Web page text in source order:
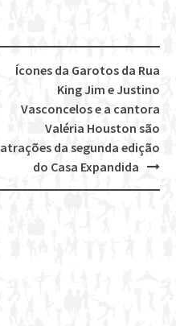
Ícones da Garotos da Rua
King Jim e Justino
Vasconcelos e a cantora
Valéria Houston são
atrações da segunda edição
do Casa Expandida